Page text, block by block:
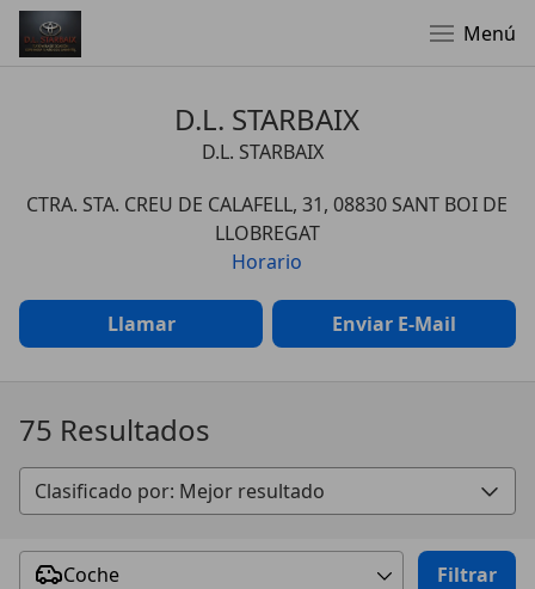
Menú
D.L. STARBAIX
D.L. STARBAIX
CTRA. STA. CREU DE CALAFELL, 31, 08830 SANT BOI DE
LLOBREGAT
Horario
Llamar Enviar E-Mail
75 Resultados
Coche Filtrar